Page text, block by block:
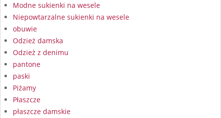
Modne sukienki na wesele
Niepowtarzalne sukienki na wesele
obuwie
Odzież damska
Odzież z denimu
pantone
paski
Piżamy
Płaszcze
płaszcze damskie